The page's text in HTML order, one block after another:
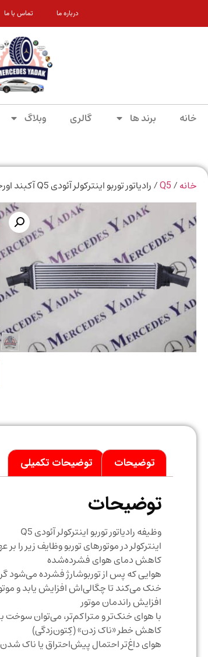
درباره ما تماس با ما
خانه برند ها گالری وبلاگ
خانه /
Q5/ رادیاتور توربو اینترکولر آئودی Q5 آکبند اورجینال
توضیحات توضیحات تکمیلی
توضیحات
وظیفه رادیاتور توربو اینترکولر آئودی Q5
اینترکولر در موتورهای توربو وظایف زیر را بر
کاهش دمای هوای فشرده‌شده
هوایی که پس از توربوشارژ فشرده می‌شود
خنک می‌کند تا چگالی‌اش افزایش یابد و
افزایش راندمان موتور
با هوای خنک‌تر و متراکم‌تر، می‌توان سوخت
کاهش خطر «ناک زدن» (کِتون‌زدگی)
هوای داغ‌تر احتمال پیش‌احتراق یا ناک